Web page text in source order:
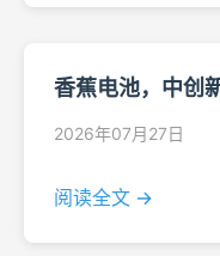
香蕉电池，中创
2026年07月27日
阅读全文 →